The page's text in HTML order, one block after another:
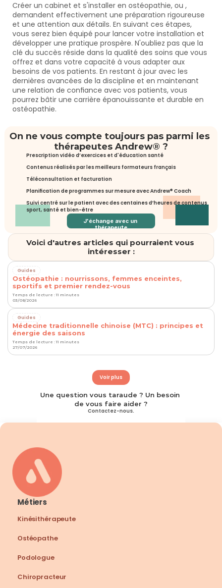
Créer un cabinet et s'installer en ostéopathie, ou ,
demandent effectivement une préparation rigoureuse
et une attention aux détails. En suivant ces étapes,
vous serez bien équipé pour lancer votre installation et
développer une pratique prospère. N'oubliez pas que la
clé du succès réside dans la qualité des soins que vous
offrez et dans votre capacité à vous adapter aux
besoins de vos patients. En restant à jour avec les
dernières avancées de la discipline et en maintenant
une relation de confiance avec vos patients, vous
pourrez bâtir une carrière épanouissante et durable en
ostéopathie.
On ne vous compte toujours pas parmi les
thérapeutes Andrew® ?
Prescription vidéo d’exercices et d'éducation santé
Contenus réalisés par les meilleurs formateurs français
Téléconsultation et facturation
Planification de programmes sur mesure avec Andrew® Coach
Suivi centré sur le patient avec des centaines d’heures de contenus
sport, santé et bien-être
J'échange avec un
thérapeute
Voici d'autres articles qui pourraient vous
intéresser :
Guides
Ostéopathie : nourrissons, femmes enceintes,
sportifs et premier rendez-vous
Temps de lecture : 11 minutes
03/08/2026
Guides
Médecine traditionnelle chinoise (MTC) : principes et
énergie des saisons
Temps de lecture : 11 minutes
27/07/2026
Voir plus
Une question vous taraude ? Un besoin
de vous faire aider ?
Contactez-nous.
Métiers
Ostéopathe
Podologue
Chiropracteur
Kinésithérapeute